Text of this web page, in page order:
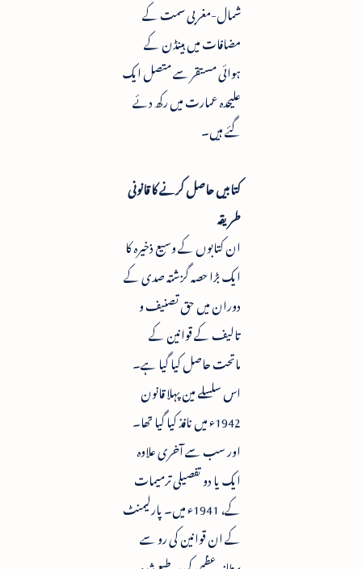
شمال-مغربی سمت کے
مضافات میں ہینڈن کے
ہوائی مستقر سے متصل ایک
علیحدہ عمارت میں رکھ دئے
گئے ہیں۔
کتابیں حاصل کرنے کا قانونی
طریقہ
ان کتابوں کے وسیع ذخیرہ کا
ایک بڑا حصہ گزشتہ صدی کے
دوران میں حق تصنیف و
تالیف کے قوانین کے
ماتحت حاصل کیا گیا ہے۔
اس سلسلے مین پہلا قانون
1942ء میں نافذ کیا گیا تھا۔
اور سب سے آخری علاوہ
ایک یا دو تفصیلی ترمیمات
کے، 1941ء میں۔ پارلیمنٹ
کے ان قوانین کی رو سے